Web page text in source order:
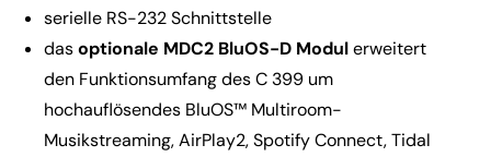
serielle RS-232 Schnittstelle
dasoptionale MDC2 BluOS-D Modulerweitert
den Funktionsumfang des C 399 um
hochauflösendes BluOS™ Multiroom-
Musikstreaming, AirPlay2, Spotify Connect, Tidal